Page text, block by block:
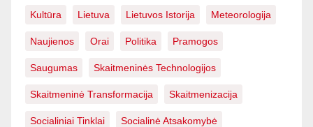
Kultūra Lietuva Lietuvos Istorija Meteorologija
Naujienos Orai Politika Pramogos
Saugumas Skaitmeninės Technologijos
Skaitmeninė Transformacija Skaitmenizacija
Socialiniai Tinklai Socialinė Atsakomybė